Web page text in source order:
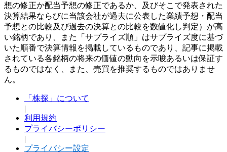
想の修正か配当予想の修正であるか、及びそこで発表された
決算結果ならびに当該会社が過去に公表した業績予想・配当
予想との比較及び過去の決算との比較を数値化し判定）が高
い銘柄であり、また「サプライズ順」はサプライズ度に基づ
いた順番で決算情報を掲載しているものであり、記事に掲載
されている各銘柄の将来の価値の動向を示唆あるいは保証す
るものではなく、また、売買を推奨するものではありませ
ん。
「株探」について
|
利用規約
プライバシーポリシー
|
プライバシー設定